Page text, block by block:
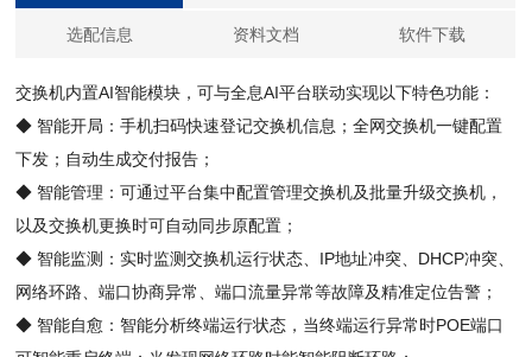
选配信息 资料文档 软件下载
交换机内置AI智能模块，可与全息AI平台联动实现以下特色功能：
◆ 智能开局：手机扫码快速登记交换机信息；全网交换机一键配置
下发；自动生成交付报告；
◆ 智能管理：可通过平台集中配置管理交换机及批量升级交换机，
以及交换机更换时可自动同步原配置；
◆ 智能监测：实时监测交换机运行状态、IP地址冲突、DHCP冲突、
网络环路、端口协商异常、端口流量异常等故障及精准定位告警；
◆ 智能自愈：智能分析终端运行状态，当终端运行异常时POE端口